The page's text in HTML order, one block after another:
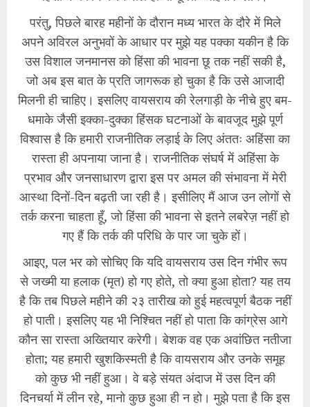
​परंतु, पिछले बारह महीनों के दौरान मध्य भारत के दौरे में मिले
अपने अविरल अनुभवों के आधार पर मुझे यह पक्का यकीन है कि
उस विशाल जनमानस को हिंसा की भावना छू तक नहीं सकी है,
जो अब इस बात के प्रति जागरूक हो चुका है कि उसे आजादी
मिलनी ही चाहिए। इसलिए वायसराय की रेलगाड़ी के नीचे हुए बम-
धमाके जैसी इक्का-दुक्का हिंसक घटनाओं के बावजूद मुझे पूर्ण
विश्वास है कि हमारी राजनीतिक लड़ाई के लिए अंततः अहिंसा का
रास्ता ही अपनाया जाना है। राजनीतिक संघर्ष में अहिंसा के
प्रभाव और जनसाधारण द्वारा इस पर अमल की संभावना में मेरी
आस्था दिनों-दिन बढ़ती जा रही है। इसीलिए मैं आज उन लोगों से
तर्क करना चाहता हूँ, जो हिंसा की भावना से इतने लबरेज़ नहीं हो
गए हैं कि तर्क की परिधि के पार जा चुके हों।
​आइए, पल भर को सोचिए कि यदि वायसराय उस दिन गंभीर रूप
से जख्मी या हलाक (मृत) हो गए होते, तो क्या हुआ होता? यह तय
है कि तब पिछले महीने की २३ तारीख को हुई महत्वपूर्ण बैठक नहीं
हो पाती। इसलिए यह भी निश्चित नहीं हो पाता कि कांग्रेस आगे
कौन सा रास्ता अख्तियार करेगी। बेशक वह एक अवांछित नतीजा
होता; यह हमारी खुशकिस्मती है कि वायसराय और उनके समूह
को कुछ भी नहीं हुआ। वे बड़े संयत अंदाज में उस दिन की
दिनचर्या में लीन रहे, मानो कुछ हुआ ही न हो। मुझे पता है कि इस